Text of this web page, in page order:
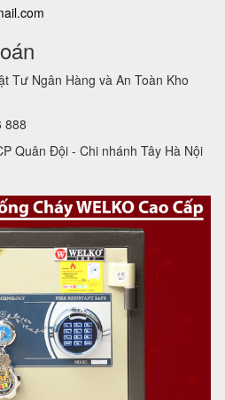
Tư Ngân Hàng và An Toàn Kho
888
Quân Đội - Chi nhánh Tây Hà Nội